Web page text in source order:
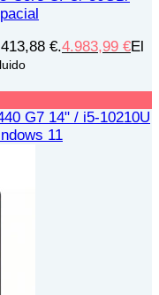
€.4.983,99 €El